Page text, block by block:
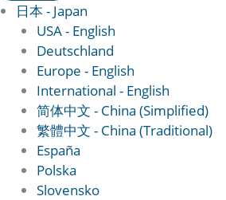
日本 - Japan
USA - English
Deutschland
Europe - English
International - English
简体中文 - China (Simplified)
繁體中文 - China (Traditional)
España
Polska
Slovensko